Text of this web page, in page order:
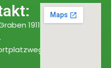
1911